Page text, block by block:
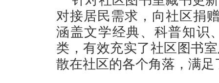
对接居民需求，向社区捐
涵盖文学经典、科普知识
类，有效充实了社区图书
散在社区的各个角落，满